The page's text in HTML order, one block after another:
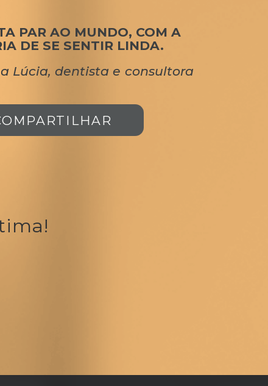
PAR AO MUNDO, COM A
DE SE SENTIR LINDA.
Lúcia, dentista e consultora